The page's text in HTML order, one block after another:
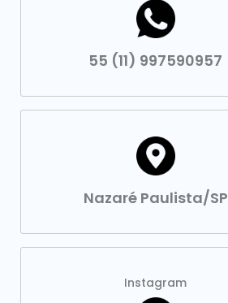
55 (11) 997590957
Nazaré Paulista/SP
Instagram